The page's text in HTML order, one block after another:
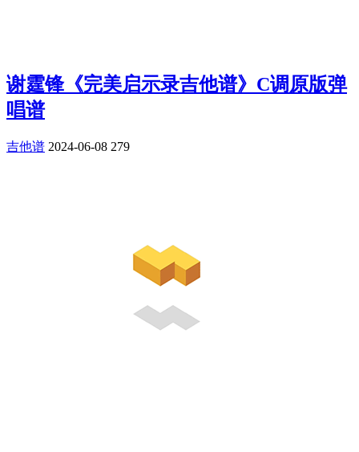
谢霆锋《完美启示录吉他谱》C调原版弹
唱谱
吉他谱 2024-06-08 279